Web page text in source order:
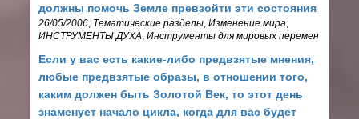
должны помочь Земле превзойти эти состояния
26/05/2006 Тематические разделы ,Изменение мира
ИНСТРУМЕНТЫ ДУХА ,Инструменты для мировых перемен
Если у вас есть какие-либо предвзятые мнения,
любые предвзятые образы, в отношении того,
каким должен быть Золотой Век, то этот день
знаменует начало цикла, когда для вас будет